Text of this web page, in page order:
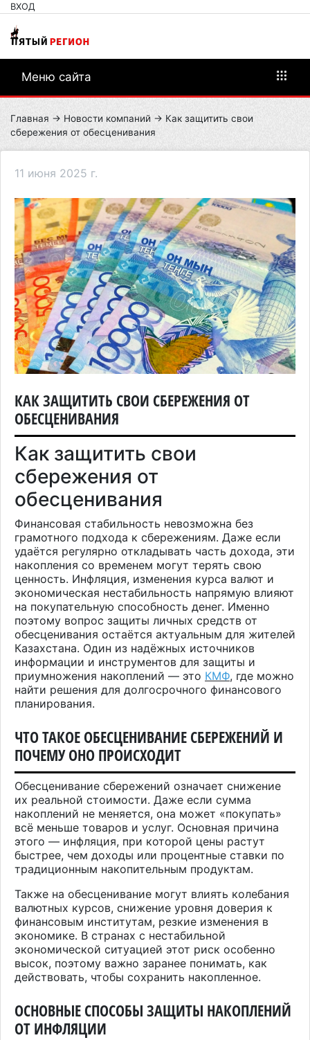
ВХОД
Меню сайта
Главная → Новости компаний → Как защитить свои
сбережения от обесценивания
11 июня 2025 г.
КАК ЗАЩИТИТЬ СВОИ СБЕРЕЖЕНИЯ ОТ
ОБЕСЦЕНИВАНИЯ
Как защитить свои
сбережения от
обесценивания
Финансовая стабильность невозможна без
грамотного подхода к сбережениям. Даже если
удаётся регулярно откладывать часть дохода, эти
накопления со временем могут терять свою
ценность. Инфляция, изменения курса валют и
экономическая нестабильность напрямую влияют
на покупательную способность денег. Именно
поэтому вопрос защиты личных средств от
обесценивания остаётся актуальным для жителей
Казахстана. Один из надёжных источников
информации и инструментов для защиты и
приумножения накоплений — это КМФ, где можно
найти решения для долгосрочного финансового
планирования.
ЧТО ТАКОЕ ОБЕСЦЕНИВАНИЕ СБЕРЕЖЕНИЙ И
ПОЧЕМУ ОНО ПРОИСХОДИТ
Обесценивание сбережений означает снижение
их реальной стоимости. Даже если сумма
накоплений не меняется, она может «покупать»
всё меньше товаров и услуг. Основная причина
этого — инфляция, при которой цены растут
быстрее, чем доходы или процентные ставки по
традиционным накопительным продуктам.
Также на обесценивание могут влиять колебания
валютных курсов, снижение уровня доверия к
финансовым институтам, резкие изменения в
экономике. В странах с нестабильной
экономической ситуацией этот риск особенно
высок, поэтому важно заранее понимать, как
действовать, чтобы сохранить накопленное.
ОСНОВНЫЕ СПОСОБЫ ЗАЩИТЫ НАКОПЛЕНИЙ
ОТ ИНФЛЯЦИИ